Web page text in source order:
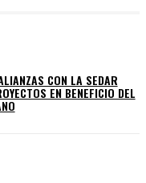
CON LA SEDAR
EN BENEFICIO DEL